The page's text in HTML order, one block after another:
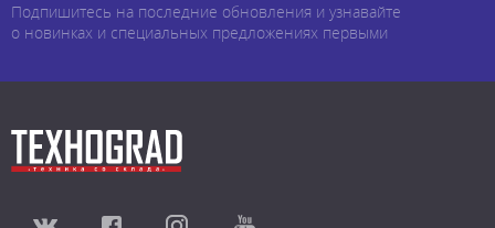
Подпишитесь на последние обновления и узнавайте
о новинках и специальных предложениях первыми